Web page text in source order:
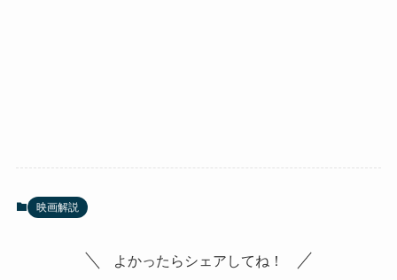
映画解説
よかったらシェアしてね！